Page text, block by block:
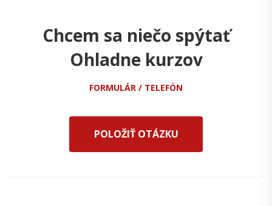
Chcem sa niečo spýtať
Ohladne kurzov
FORMULÁR / TELEFÓN
POLOŽIŤ OTÁZKU